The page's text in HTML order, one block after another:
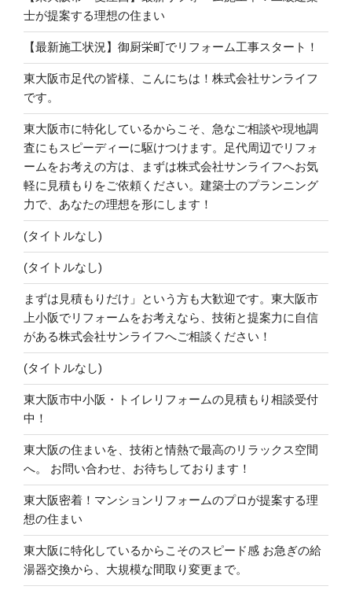
士が提案する理想の住まい
【最新施工状況】御厨栄町でリフォーム工事スタート！
東大阪市足代の皆様、こんにちは！株式会社サンライフ
です。
東大阪市に特化しているからこそ、急なご相談や現地調
査にもスピーディーに駆けつけます。足代周辺でリフォ
ームをお考えの方は、まずは株式会社サンライフへお気
軽に見積もりをご依頼ください。建築士のプランニング
力で、あなたの理想を形にします！
(タイトルなし)
(タイトルなし)
まずは見積もりだけ」という方も大歓迎です。東大阪市
上小阪でリフォームをお考えなら、技術と提案力に自信
がある株式会社サンライフへご相談ください！
(タイトルなし)
東大阪市中小阪・トイレリフォームの見積もり相談受付
中！
東大阪の住まいを、技術と情熱で最高のリラックス空間
へ。 お問い合わせ、お待ちしております！
東大阪密着！マンションリフォームのプロが提案する理
想の住まい
東大阪に特化しているからこそのスピード感 お急ぎの給
湯器交換から、大規模な間取り変更まで。